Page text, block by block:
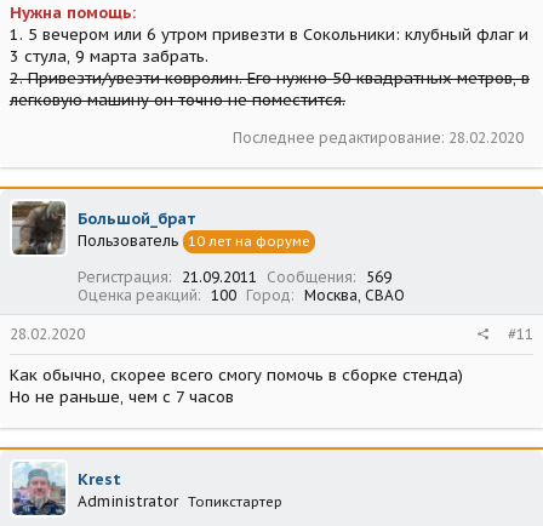
Нужна помощь:
1. 5 вечером или 6 утром привезти в Сокольники: клубный флаг и
3 стула, 9 марта забрать.
2. Привезти/увезти ковролин. Его нужно 50 квадратных метров, в
легковую машину он точно не поместится.
Последнее редактирование: 28.02.2020
Большой_брат
Пользователь 10 лет на форуме
Регистрация 21.09.2011 Сообщения
569
Оценка реакций
100 Город Москва, СВАО
28.02.2020 #11
Как обычно, скорее всего смогу помочь в сборке стенда)
Но не раньше, чем с 7 часов
Krest
Administrator Топикстартер